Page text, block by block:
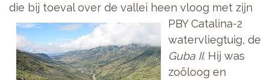
die bij toeval over de vallei heen vloog met zijn
PBY Catalina-2
watervliegtuig, de
Guba II. Hij was
zoöloog en